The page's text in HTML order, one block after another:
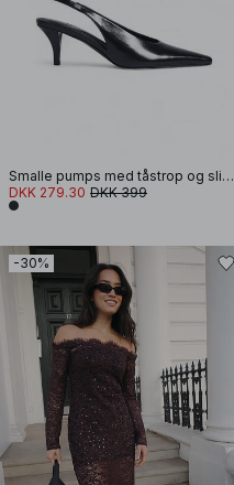
Smalle pumps med tåstrop og slingback
DKK 279.30 DKK 399
-30%